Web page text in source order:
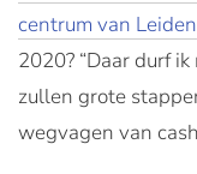
centrum van Leiden
2020? “Daar durf
zullen grote
wegvagen van